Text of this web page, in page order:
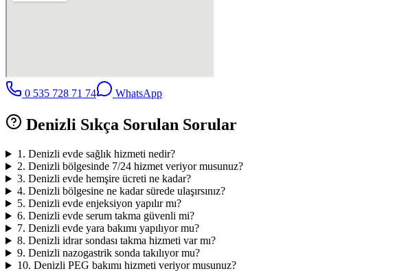
0 535 728 71 74 WhatsApp
Denizli Sıkça Sorulan Sorular
1 . Denizli evde sağlık hizmeti nedir?
2. Denizli bölgesinde 7/24 hizmet veriyor musunuz?
3. Denizli evde hemşire ücreti ne kadar?
4. Denizli bölgesine ne kadar sürede ulaşırsınız?
5. Denizli evde enjeksiyon yapılır mı?
6. Denizli evde serum takma güvenli mi?
7. Denizli evde yara bakımı yapılıyor mu?
8. Denizli idrar sondası takma hizmeti var mı?
9. Denizli nazogastrik sonda takılıyor mu?
10. Denizli PEG bakımı hizmeti veriyor musunuz?